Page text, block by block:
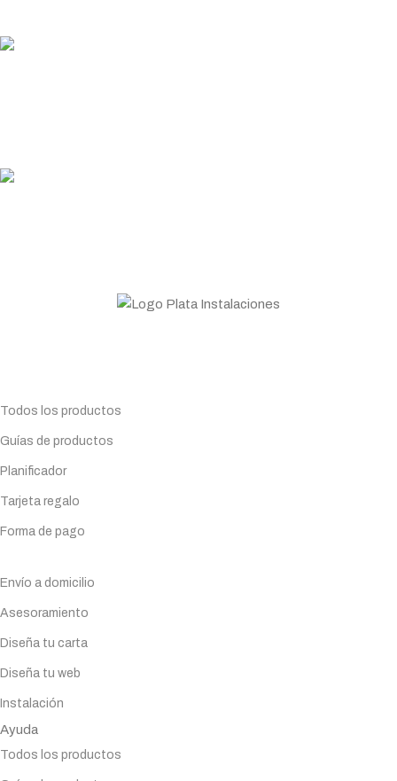
Todos los productos
Guías de productos
Planificador
Tarjeta regalo
Forma de pago
Envío a domicilio
Asesoramiento
Diseña tu carta
Diseña tu web
Instalación
Ayuda
Todos los productos